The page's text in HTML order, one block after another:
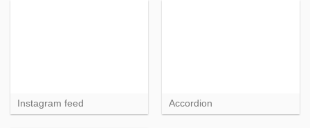
Instagram feed Accordion